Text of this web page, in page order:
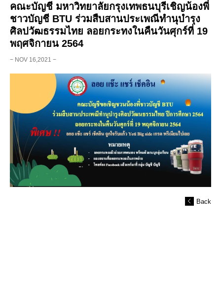
คณะบัญชี มหาวิทยาลัยกรุงเทพธนบุรีเชิญน้องพี่
ชาวบัญชี BTU ร่วมสืบสานประเพณีทำนุบำรุง
ศิลปวัฒธรรมไทย ลอยกระทงในคืนวันศุกร์ที่ 19
พฤศจิกายน 2564
− NOV 16,2021 −
Back